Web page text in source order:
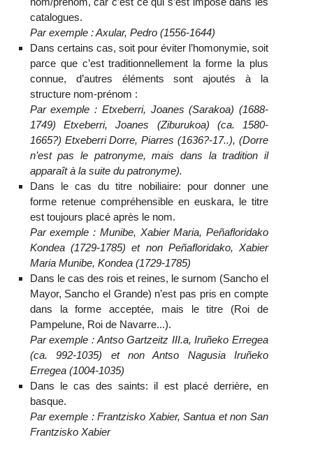
catalogues.
Par exemple : Axular, Pedro (1556-1644)
Dans certains cas, soit pour éviter l’homonymie, soit
parce que c’est traditionnellement la forme la plus
connue, d’autres éléments sont ajoutés à la
structure nom-prénom :
Par exemple : Etxeberri, Joanes (Sarakoa) (1688-
1749) Etxeberri, Joanes (Ziburukoa) (ca. 1580-
1665?) Etxeberri Dorre, Piarres (1636?-17..), (Dorre
n’est pas le patronyme, mais dans la tradition il
apparaît à la suite du patronyme).
Dans le cas du titre nobiliaire: pour donner une
forme retenue compréhensible en euskara, le titre
est toujours placé après le nom.
Par exemple : Munibe, Xabier Maria, Peñafloridako
Kondea (1729-1785) et non Peñafloridako, Xabier
Maria Munibe, Kondea (1729-1785)
Dans le cas des rois et reines, le surnom (Sancho el
Mayor, Sancho el Grande) n’est pas pris en compte
dans la forme acceptée, mais le titre (Roi de
Pampelune, Roi de Navarre...).
Par exemple : Antso Gartzeitz III.a, Iruñeko Erregea
(ca. 992-1035) et non Antso Nagusia Iruñeko
Erregea (1004-1035)
Dans le cas des saints: il est placé derrière, en
basque.
Par exemple : Frantzisko Xabier, Santua et non San
Frantzisko Xabier